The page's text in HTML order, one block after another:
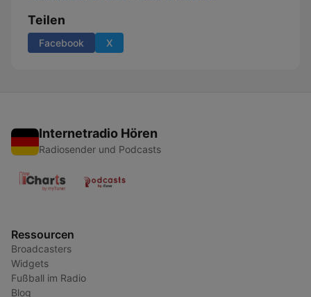
Teilen
Facebook X
Internetradio Hören
Radiosender und Podcasts
Ressourcen
Broadcasters
Widgets
Fußball im Radio
Blog